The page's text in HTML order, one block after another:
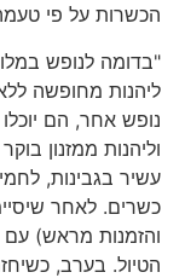
הכשרות על פי
"בדומה לנופש
ליהנות מחופשה
נופש אחר, הם
וליהנות ממזנון
עשיר בגבינות,
והזמנות מראש) עם
הטיול. בערב,